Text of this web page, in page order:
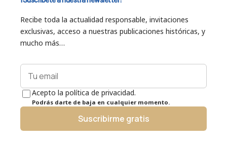
Recibe toda la actualidad responsable, invitaciones
exclusivas, acceso a nuestras publicaciones históricas, y
mucho más…
Acepto la política de privacidad.
Podrás darte de baja en cualquier momento.
Suscribirme gratis